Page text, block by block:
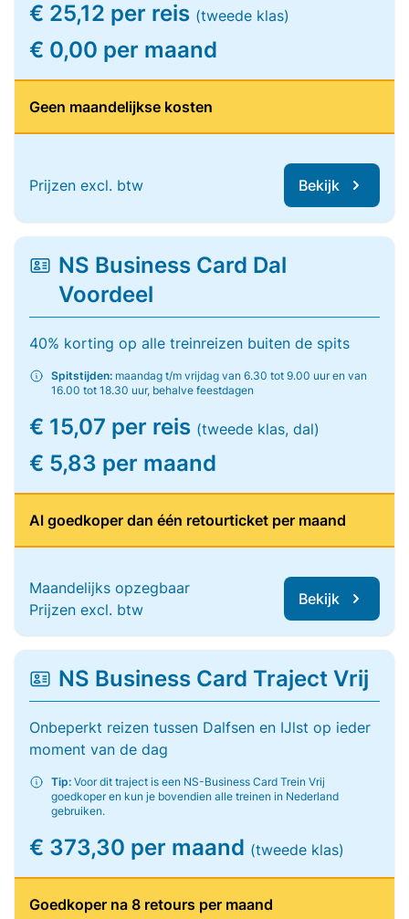
€ 25,12 per reis (tweede klas)
€ 0,00 per maand
Geen maandelijkse kosten
Prijzen excl. btw Bekijk
NS Business Card Dal
Voordeel
40% korting op alle treinreizen buiten de spits
Spitstijden: maandag t/m vrijdag van 6.30 tot 9.00 uur en van
16.00 tot 18.30 uur, behalve feestdagen
€ 15,07 per reis (tweede klas, dal)
€ 5,83 per maand
Al goedkoper dan één retourticket per maand
Maandelijks opzegbaar
Prijzen excl. btw
Bekijk
NS Business Card Traject Vrij
Onbeperkt reizen tussen Dalfsen en IJlst op ieder
moment van de dag
Tip: Voor dit traject is een NS-Business Card Trein Vrij
goedkoper en kun je bovendien alle treinen in Nederland
gebruiken.
€ 373,30 per maand (tweede klas)
Goedkoper na 8 retours per maand